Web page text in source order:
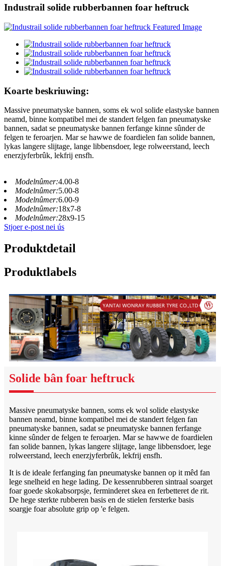
Industrail solide rubberbannen foar heftruck
Koarte beskriuwing:
Massive pneumatyske bannen, soms ek wol solide elastyske bannen
neamd, binne kompatibel mei de standert felgen fan pneumatyske
bannen, sadat se pneumatyske bannen ferfange kinne sûnder de
felgen te feroarjen. Mar se hawwe de foardielen fan solide bannen,
lykas langere slijtage, lange libbensdoer, lege rolweerstand, leech
enerzjyferbrûk, lekfrij ensfh.
Modelnûmer:4.00-8
Modelnûmer:5.00-8
Modelnûmer:6.00-9
Modelnûmer:18x7-8
Modelnûmer:28x9-15
Stjoer e-post nei ús
Produktdetail
Produktlabels
Solide bân foar heftruck
Massive pneumatyske bannen, soms ek wol solide elastyske
bannen neamd, binne kompatibel mei de standert felgen fan
pneumatyske bannen, sadat se pneumatyske bannen ferfange
kinne sûnder de felgen te feroarjen. Mar se hawwe de foardielen
fan solide bannen, lykas langere slijtage, lange libbensdoer, lege
rolweerstand, leech enerzjyferbrûk, lekfrij ensfh.
It is de ideale ferfanging fan pneumatyske bannen op it mêd fan
lege snelheid en hege lading. De kessenrubberen sintraal soarget
foar goede skokabsorpsje, ferminderet skea en ferbetteret de rit.
De hege sterkte rubberen basis en de stielen fersterke basis
soargje foar absolute grip op 'e felgen.